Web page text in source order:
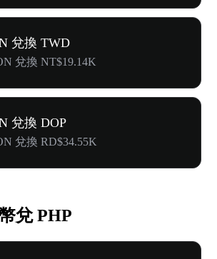
兌換 TWD
兌換 NT$19.14K
兌換 DOP
兌換 RD$34.55K
兌 PHP